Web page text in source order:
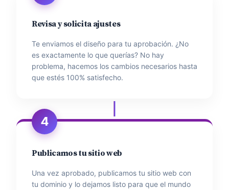
Revisa y solicita ajustes
Te enviamos el diseño para tu aprobación. ¿No
es exactamente lo que querías? No hay
problema, hacemos los cambios necesarios hasta
que estés 100% satisfecho.
4
Publicamos tu sitio web
Una vez aprobado, publicamos tu sitio web con
tu dominio y lo dejamos listo para que el mundo